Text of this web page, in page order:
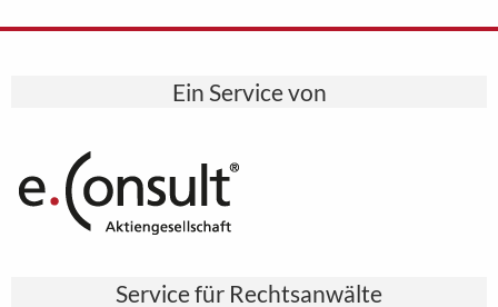
Ein Service von
Service für Rechtsanwälte